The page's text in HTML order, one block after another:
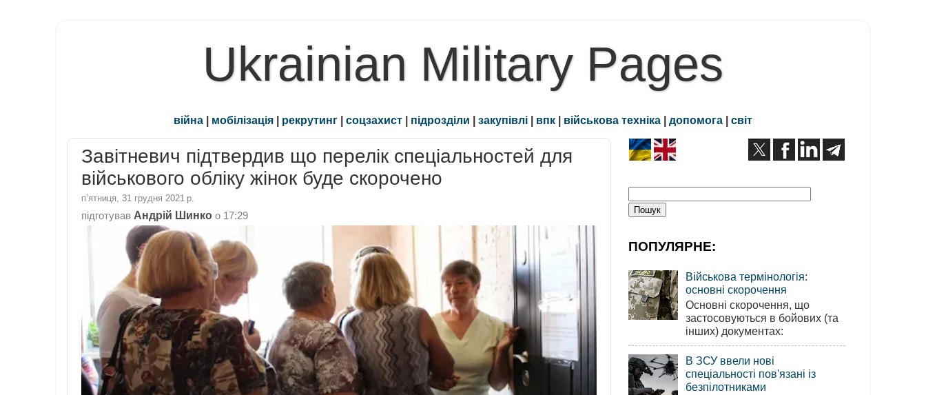
Ukrainian Military Pages
війна | мобілізація | рекрутинг | соцзахист | підрозділи | закупівлі | впк | військова техніка | допомога | світ
Завітневич підтвердив що перелік спеціальностей для
військового обліку жінок буде скорочено
пʼятниця, 31 грудня 2021 р.
підготував Андрій Шинко о 17:29
ПОПУЛЯРНЕ:
Військова термінологія:
основні скорочення
Основні скорочення, що
застосовуються в бойових (та
інших) документах:
В ЗСУ ввели нові
спеціальності пов'язані із
безпілотниками